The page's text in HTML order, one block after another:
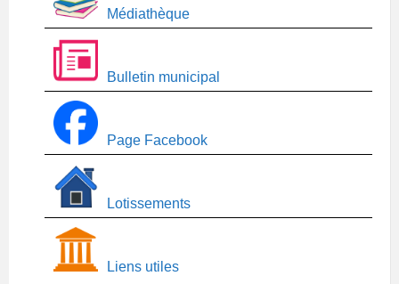
Médiathèque
Bulletin municipal
Page Facebook
Lotissements
Liens utiles